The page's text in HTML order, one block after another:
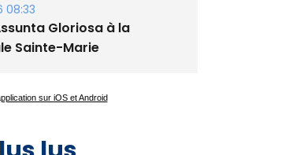
08:33
Gloriosa à la
Sainte-Marie